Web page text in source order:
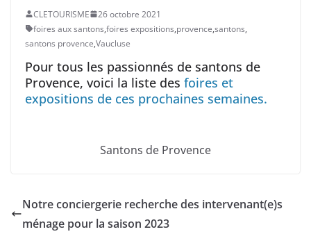
CLETOURISME
26 octobre 2021
foires aux santons,foires expositions,provence,santons,
santons provence,Vaucluse
Pour tous les passionnés de santons de
Provence, voici la liste des foires et
expositions de ces prochaines semaines.
Santons de Provence
Notre conciergerie recherche des intervenant(e)s
ménage pour la saison 2023